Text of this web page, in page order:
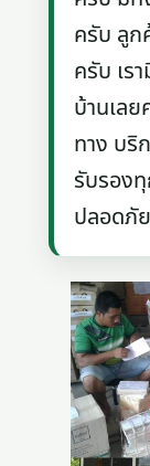
ครับ ลูก
ครับ เร
บ้านเล
ทาง บริ
รับรอง
ปลอดภั